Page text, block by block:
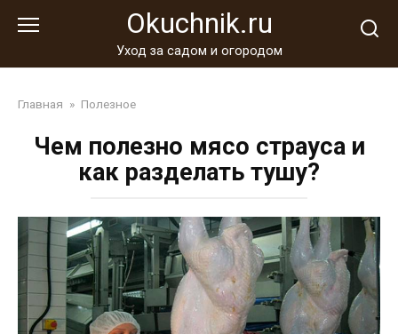
Okuchnik.ru
Уход за садом и огородом
Главная » Полезное
Чем полезно мясо страуса и
как разделать тушу?